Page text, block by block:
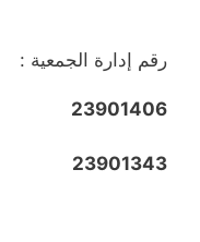
رقم إدارة الجمعية :
23901406
23901343